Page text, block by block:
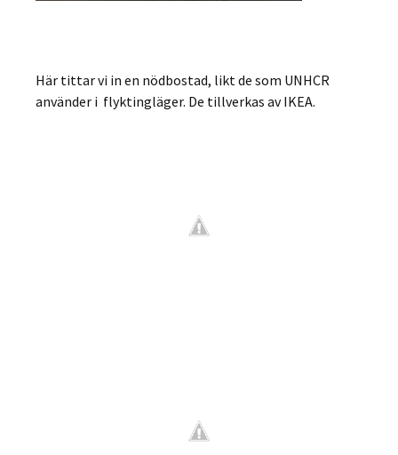
Här tittar vi in en nödbostad, likt de som UNHCR
använder i flyktingläger. De tillverkas av IKEA.